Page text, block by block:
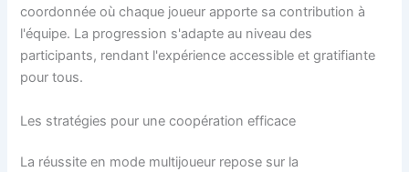
coordonnée où chaque joueur apporte sa contribution à
l'équipe. La progression s'adapte au niveau des
participants, rendant l'expérience accessible et gratifiante
pour tous.
Les stratégies pour une coopération efficace
La réussite en mode multijoueur repose sur la